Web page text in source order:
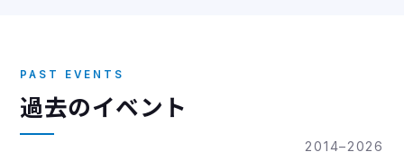
PAST EVENTS
過去のイベント
2014–2026